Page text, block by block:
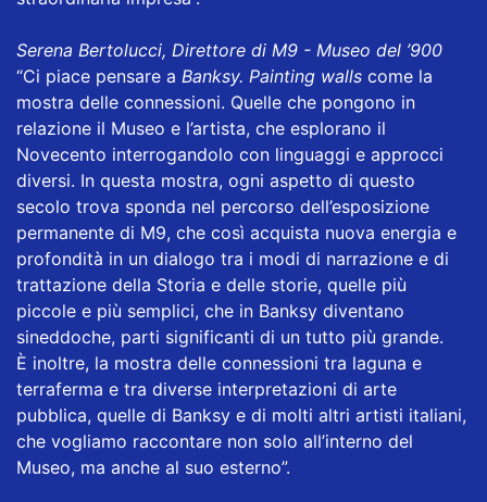
Serena Bertolucci, Direttore di M9 - Museo del ’900
“Ci piace pensare a Banksy. Painting walls come la
mostra delle connessioni. Quelle che pongono in
relazione il Museo e l’artista, che esplorano il
Novecento interrogandolo con linguaggi e approcci
diversi. In questa mostra, ogni aspetto di questo
secolo trova sponda nel percorso dell’esposizione
permanente di M9, che così acquista nuova energia e
profondità in un dialogo tra i modi di narrazione e di
trattazione della Storia e delle storie, quelle più
piccole e più semplici, che in Banksy diventano
sineddoche, parti significanti di un tutto più grande.
È inoltre, la mostra delle connessioni tra laguna e
terraferma e tra diverse interpretazioni di arte
pubblica, quelle di Banksy e di molti altri artisti italiani,
che vogliamo raccontare non solo all’interno del
Museo, ma anche al suo esterno”.